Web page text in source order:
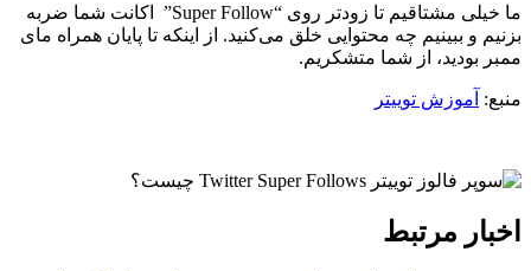
ما خیلی مشتاقیم تا زودتر روی “Super Follow” اکانت شما ضربه
بزنیم و ببینیم چه محتوایی خلق می‌کنید. از اینکه تا پایان همراه مای
ممبر بودید، از شما متشکریم.
منبع: آموزش توییتر
اخبار مرتبط